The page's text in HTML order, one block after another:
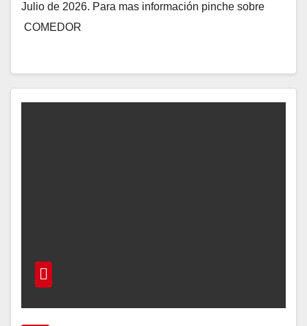
Julio de 2026. Para mas información pinche sobre
COMEDOR